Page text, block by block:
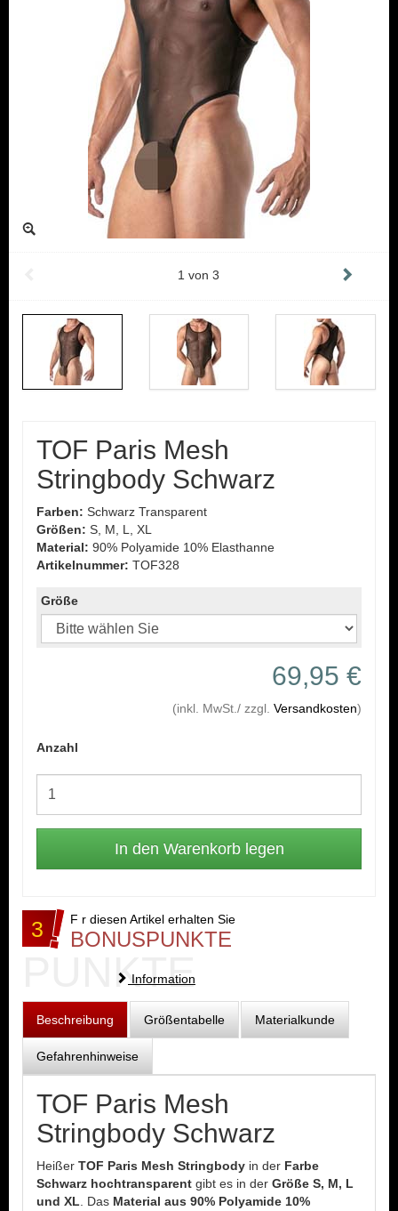
1 von3
TOF Paris Mesh
Stringbody Schwarz
Farben: Schwarz Transparent
Größen: S, M, L, XL
Material: 90% Polyamide 10% Elasthanne
Artikelnummer: TOF328
Größe
69,95 €
(inkl. MwSt./ zzgl. Versandkosten)
Anzahl
3 F r diesen Artikel erhalten Sie
BONUSPUNKTE
PUNKTE
Information
Beschreibung Größentabelle Materialkunde
Gefahrenhinweise
TOF Paris Mesh
Stringbody Schwarz
Heißer TOF Paris Mesh Stringbody in der Farbe
Schwarz hochtransparent gibt es in der Größe S, M, L
und XL . Das Material aus 90% Polyamide 10%